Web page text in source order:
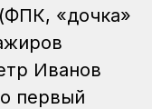
«дочка»
Иванов
первый